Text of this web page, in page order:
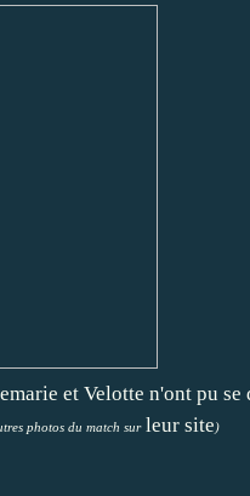
et Velotte n'ont pu se
photos du match sur leur site)